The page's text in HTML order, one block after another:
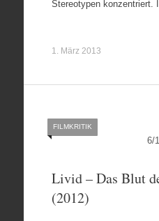
Stereotypen konzentriert.
1. März 2013
6/
FILMKRITIK
Livid – Das Blut
(2012)